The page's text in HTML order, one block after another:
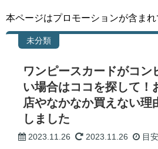
本ページはプロモーションが含まれ
未分類
ワンピースカードがコン
い場合はココを探して！
店やなかなか買えない理
しました
2023.11.26 2023.11.26 目